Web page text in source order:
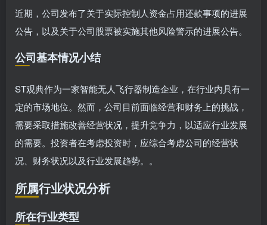
近期，公司发布了关于实际控制人资金占用还款事项的进展
公告，以及关于公司股票被实施其他风险警示的进展公告。
公司基本情况小结
ST观典作为一家智能无人飞行器制造企业，在行业内具有一
定的市场地位。然而，公司目前面临经营和财务上的挑战，
需要采取措施改善经营状况，提升竞争力，以适应行业发展
的需要。投资者在考虑投资时，应综合考虑公司的经营状
况、财务状况以及行业发展趋势。。
所属行业状况分析
所在行业类型